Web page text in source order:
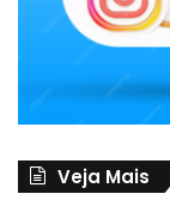
Veja Mais